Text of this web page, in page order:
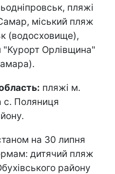
пляжі
міський пляж
(водосховище),
Орлівщина"
пляжі м.
с. Поляниця
на 30 липня
дитячий пляж
району